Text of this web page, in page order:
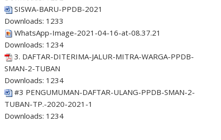
SISWA-BARU-PPDB-2021
Downloads: 1233
WhatsApp-Image-2021-04-16-at-08.37.21
Downloads: 1234
3. DAFTAR-DITERIMA-JALUR-MITRA-WARGA-PPDB-
SMAN-2-TUBAN
Downloads: 1234
#3 PENGUMUMAN-DAFTAR-ULANG-PPDB-SMAN-2-
TUBAN-TP.-2020-2021-1
Downloads: 1234